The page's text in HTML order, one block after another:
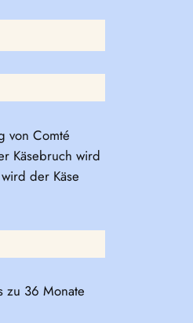
von Comté
Käsebruch wird
der Käse
zu 36 Monate